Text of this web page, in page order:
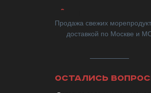
Продажа свежих
доставкой по Москве и
ОСТАЛИСЬ